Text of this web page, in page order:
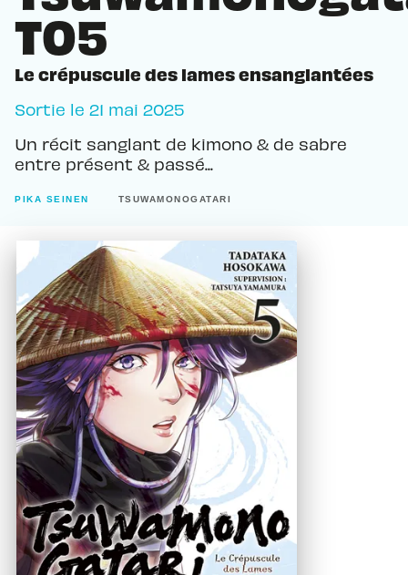
T05
Le crépuscule des lames ensanglantées
Sortie le 21 mai 2025
Un récit sanglant de kimono & de sabre
entre présent & passé...
PIKA SEINEN TSUWAMONOGATARI